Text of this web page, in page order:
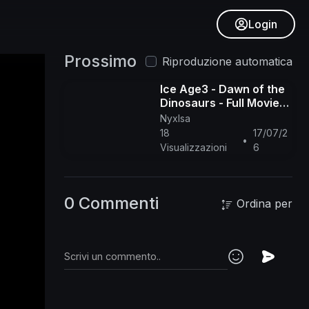
Login
Prossimo
Riproduzione automatica
Ice Age3 - Dawn of the
Dinosaurs - Full Movie
ENG
NyxIsa
18
Visualizzazioni
•
17/07/2
6
0 Commenti Ordina per